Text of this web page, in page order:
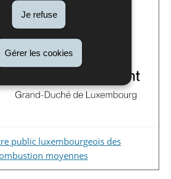
Je refuse
Gérer les cookies
plants
public luxembourgeois des
moyennes